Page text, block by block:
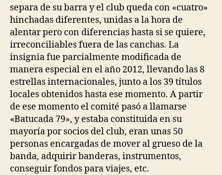
separa de su barra y el club queda con «cuatro»
hinchadas diferentes, unidas a la hora de
alentar pero con diferencias hasta si se quiere,
irreconciliables fuera de las canchas. La
insignia fue parcialmente modificada de
manera especial en el año 2012, llevando las 8
estrellas internacionales, junto a los 39 títulos
locales obtenidos hasta ese momento. A partir
de ese momento el comité pasó a llamarse
«Batucada 79», y estaba constituida en su
mayoría por socios del club, eran unas 50
personas encargadas de mover al grueso de la
banda, adquirir banderas, instrumentos,
conseguir fondos para viajes, etc.